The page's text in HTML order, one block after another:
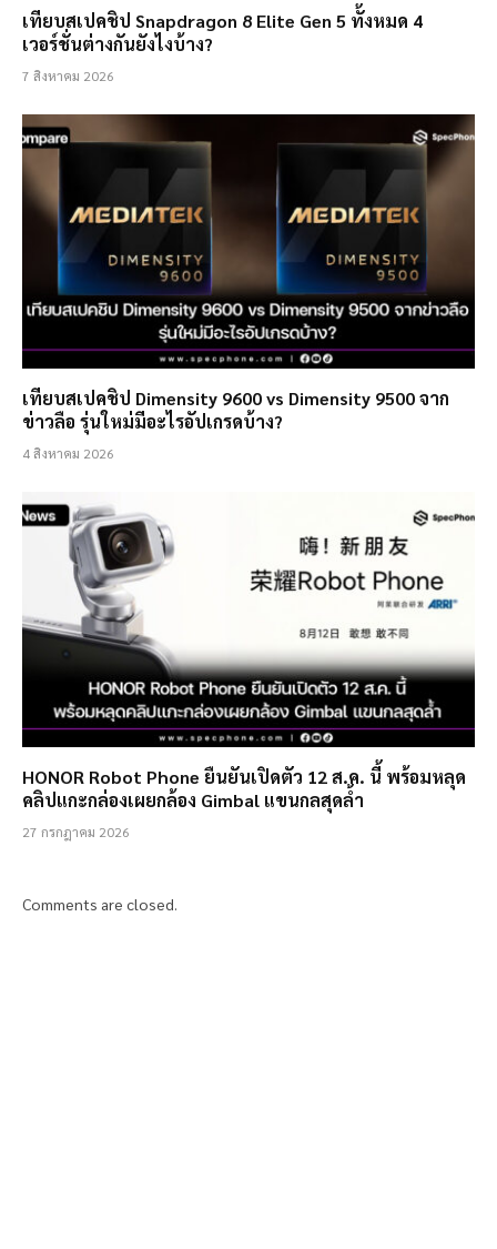
เทียบสเปคชิป Snapdragon 8 Elite Gen 5 ทั้งหมด 4
เวอร์ชั่นต่างกันยังไงบ้าง?
7 สิงหาคม 2026
เทียบสเปคชิป Dimensity 9600 vs Dimensity 9500 จาก
ข่าวลือ รุ่นใหม่มีอะไรอัปเกรดบ้าง?
4 สิงหาคม 2026
HONOR Robot Phone ยืนยันเปิดตัว 12 ส.ค. นี้ พร้อมหลุด
คลิปแกะกล่องเผยกล้อง Gimbal แขนกลสุดล้ำ
27 กรกฎาคม 2026
Comments are closed.